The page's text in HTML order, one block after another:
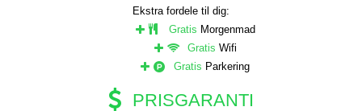
Ekstra fordele til dig:
Gratis Morgenmad
Gratis Wifi
Gratis Parkering
PRISGARANTI